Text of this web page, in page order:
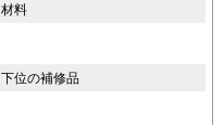
材料
下位の補修品